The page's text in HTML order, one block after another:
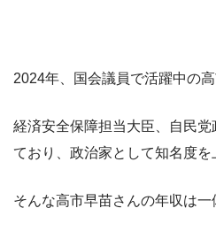
2024年、国会議員で活躍中の高
経済安全保障担当大臣、自民
ており、政治家として知名度を
そんな高市早苗さんの年収は一